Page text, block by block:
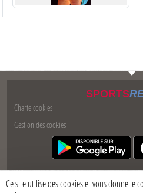
SPORTS
Charte cookies
Gestion des cookies
Ce site utilise des cookies et vous donne le